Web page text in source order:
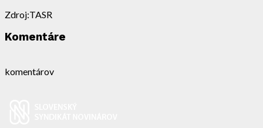
Zdroj:TASR
Komentáre
komentárov